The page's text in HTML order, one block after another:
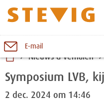
Naar
inhoud
E-mail
Nieuws & verhalen
Symposium LVB,
2 dec. 2024 om 14:46